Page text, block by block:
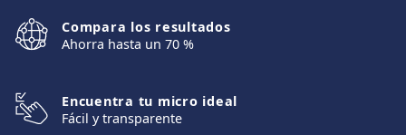
Compara los resultados
Ahorra hasta un 70 %
Encuentra tu micro ideal
Fácil y transparente